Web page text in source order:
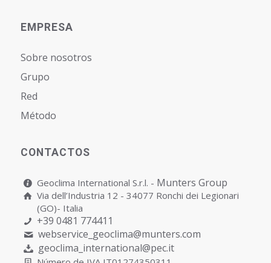
EMPRESA
Sobre nosotros
Grupo
Red
Método
CONTACTOS
Geoclima International S.r.l. - Munters Group
Via dell’Industria 12 - 34077 Ronchi dei Legionari
(GO)- Italia
+39 0481 774411
webservice_geoclima@munters.com
geoclima_international@pec.it